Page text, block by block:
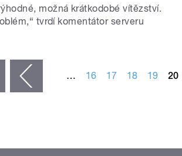
možná krátkodobé vítězství.
tvrdí komentátor serveru
… 16 17 18 19 20